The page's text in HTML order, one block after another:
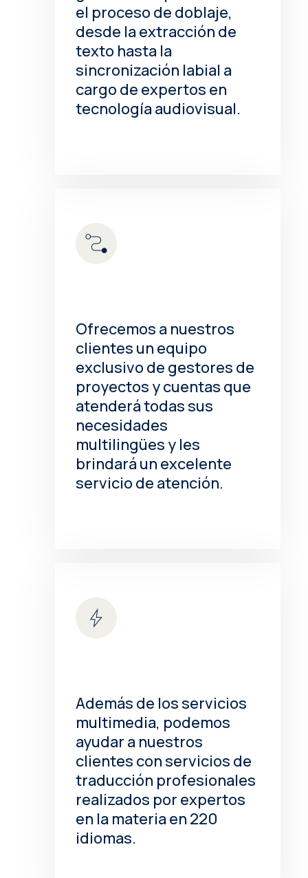
el proceso de doblaje,
desde la extracción de
texto hasta la
sincronización labial a
cargo de expertos en
tecnología audiovisual.
Ofrecemos a nuestros
clientes un equipo
exclusivo de gestores de
proyectos y cuentas que
atenderá todas sus
necesidades
multilingües y les
brindará un excelente
servicio de atención.
Además de los servicios
multimedia, podemos
ayudar a nuestros
clientes con servicios de
traducción profesionales
realizados por expertos
en la materia en 220
idiomas.